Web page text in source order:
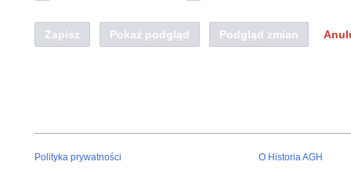
Zapisz Pokaż podgląd Podgląd zmian
Polityka prywatności O Historia AGH